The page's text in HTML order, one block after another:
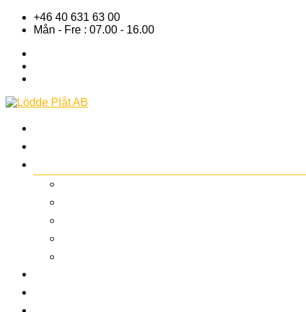
+46 40 631 63 00
Mån - Fre : 07.00 - 16.00